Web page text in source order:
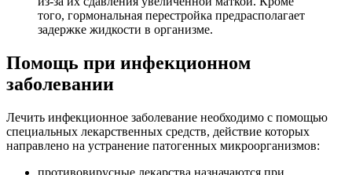
того, гормональная перестройка предрасполагает
задержке жидкости в организме.
Помощь при инфекционном
заболевании
Лечить инфекционное заболевание необходимо с помощью
специальных лекарственных средств, действие которых
направлено на устранение патогенных микроорганизмов: